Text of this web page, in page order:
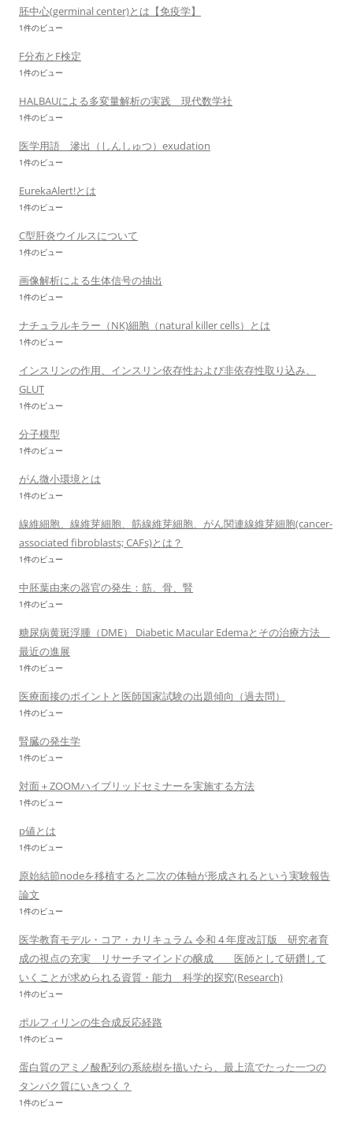
胚中心(germinal center)とは【免疫学】
1件のビュー
F分布とF検定
1件のビュー
HALBAUによる多変量解析の実践 現代数学社
1件のビュー
医学用語 滲出（しんしゅつ）exudation
1件のビュー
EurekaAlert!とは
1件のビュー
C型肝炎ウイルスについて
1件のビュー
画像解析による生体信号の抽出
1件のビュー
ナチュラルキラー（NK)細胞（natural killer cells）とは
1件のビュー
インスリンの作用、インスリン依存性および非依存性取り込み、
GLUT
1件のビュー
分子模型
1件のビュー
がん微小環境とは
1件のビュー
線維細胞、線維芽細胞、筋線維芽細胞、がん関連線維芽細胞(cancer-
associated fibroblasts; CAFs)とは？
1件のビュー
中胚葉由来の器官の発生：筋、骨、腎
1件のビュー
糖尿病黄斑浮腫（DME） Diabetic Macular Edemaとその治療方法
最近の進展
1件のビュー
医療面接のポイントと医師国家試験の出題傾向（過去問）
1件のビュー
腎臓の発生学
1件のビュー
対面＋ZOOMハイブリッドセミナーを実施する方法
1件のビュー
p値とは
1件のビュー
原始結節nodeを移植すると二次の体軸が形成されるという実験報告
論文
1件のビュー
医学教育モデル・コア・カリキュラム 令和 4 年度改訂版 研究者育
成の視点の充実 リサーチマインドの醸成 医師として研鑽して
いくことが求められる資質・能力 科学的探究(Research)
1件のビュー
ポルフィリンの生合成反応経路
1件のビュー
蛋白質のアミノ酸配列の系統樹を描いたら、最上流でたった一つの
タンパク質にいきつく？
1件のビュー